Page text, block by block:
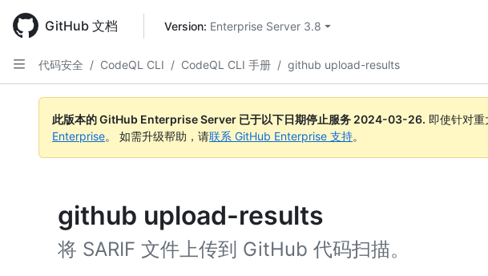
main
content
GitHub 文档 Version: Enterprise Server 3.8
代码安全 / CodeQL CLI / CodeQL CLI 手册 / github upload-results
此版本的 GitHub Enterprise Server 已于以下日期停止服务 2024-03-26. 即使针对
Enterprise。 如需升级帮助，请联系 GitHub Enterprise 支持。
github upload-results
将 SARIF 文件上传到 GitHub 代码扫描。